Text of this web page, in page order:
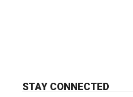
STAY CONNECTED